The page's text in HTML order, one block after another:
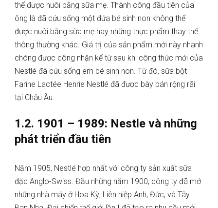
thể được nuôi bằng sữa mẹ. Thành công đầu tiên của
ông là đã cứu sống một đứa bé sinh non không thể
được nuôi bằng sữa mẹ hay những thực phẩm thay thế
thông thường khác. Giá trị của sản phẩm mới này nhanh
chóng được công nhận kể từ sau khi công thức mới của
Nestlé đã cứu sống em bé sinh non. Từ đó, sữa bột
Farine Lactée Henrie Nestlé đã được bày bán rộng rãi
tại Châu Âu.
1.2. 1901 – 1989: Nestle và những
phát triển đầu tiên
Năm 1905, Nestlé hợp nhất với công ty sản xuất sữa
đặc Anglo-Swiss. Đầu những năm 1900, công ty đã mở
những nhà máy ở Hoa Kỳ, Liên hiệp Anh, Đức, và Tây